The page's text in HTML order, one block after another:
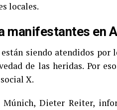
locales.
manifestantes en
siendo atendidos por
de las heridas. Por
X.
Dieter Reiter,